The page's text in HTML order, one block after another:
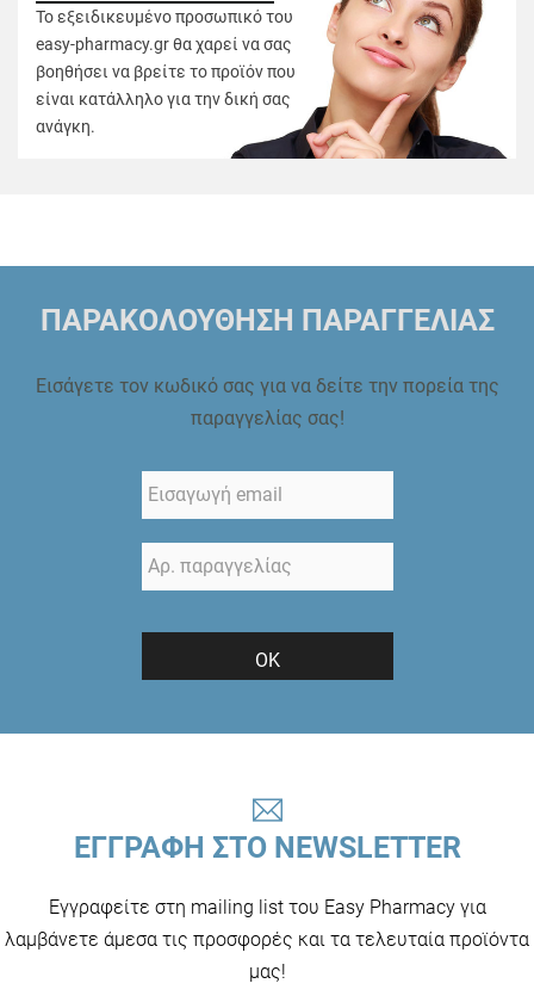
Το εξειδικευμένο προσωπικό του
easy-pharmacy.gr θα χαρεί να σας
βοηθήσει να βρείτε το προϊόν που
είναι κατάλληλο για την δική σας
ανάγκη.
ΠΑΡΑΚΟΛΟΥΘΗΣΗ ΠΑΡΑΓΓΕΛΙΑΣ
Εισάγετε τον κωδικό σας για να δείτε την πορεία της
παραγγελίας σας!
ΟΚ
ΕΓΓΡΑΦΗ ΣΤΟ NEWSLETTER
Εγγραφείτε στη mailing list του Easy Pharmacy για
λαμβάνετε άμεσα τις προσφορές και τα τελευταία προϊόντα
μας!